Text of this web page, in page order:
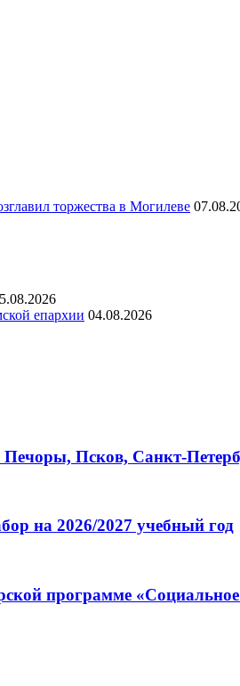
торжества в Могилеве
епархии 04.08.2026
Псков, Санкт-
на 2026/2027 учебный год
программе